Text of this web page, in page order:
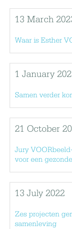
13 March
Waar is Esther
1 January
Samen verder
21 October
Jury
voor een
13 July 2022
Zes projecten
samenleving